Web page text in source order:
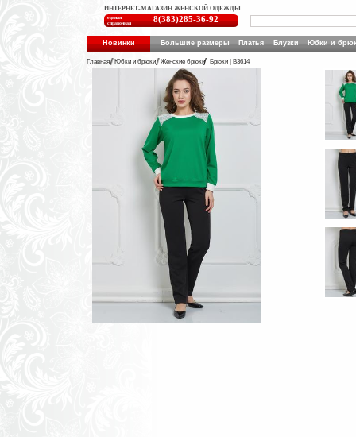
ИНТЕРНЕТ-МАГАЗИН ЖЕНСКОЙ ОДЕЖДЫ
единая
справочная
8(383)285-36-92
Новинки Большие размеры Платья Блузки Юбки и
Главная Юбки и брюки Женские брюки Брюки | B3614